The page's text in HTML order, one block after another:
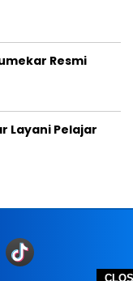
Resmi
Layani Pelajar